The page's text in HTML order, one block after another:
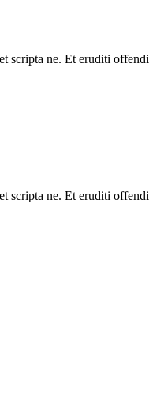
ne. Et eruditi
ne. Et eruditi